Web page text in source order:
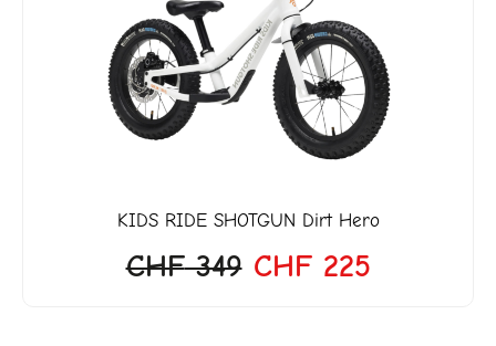
KIDS RIDE SHOTGUN Dirt Hero
CHF349
war:
CHF 349
CHF225
CHF 225.